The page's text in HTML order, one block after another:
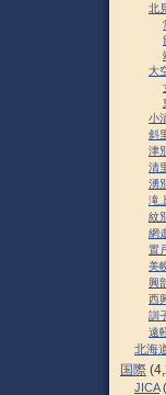
北
大
小
斜
津
清
湧
滝
紋
網
置
美
興
西
訓
遠
北海
国際
JICA